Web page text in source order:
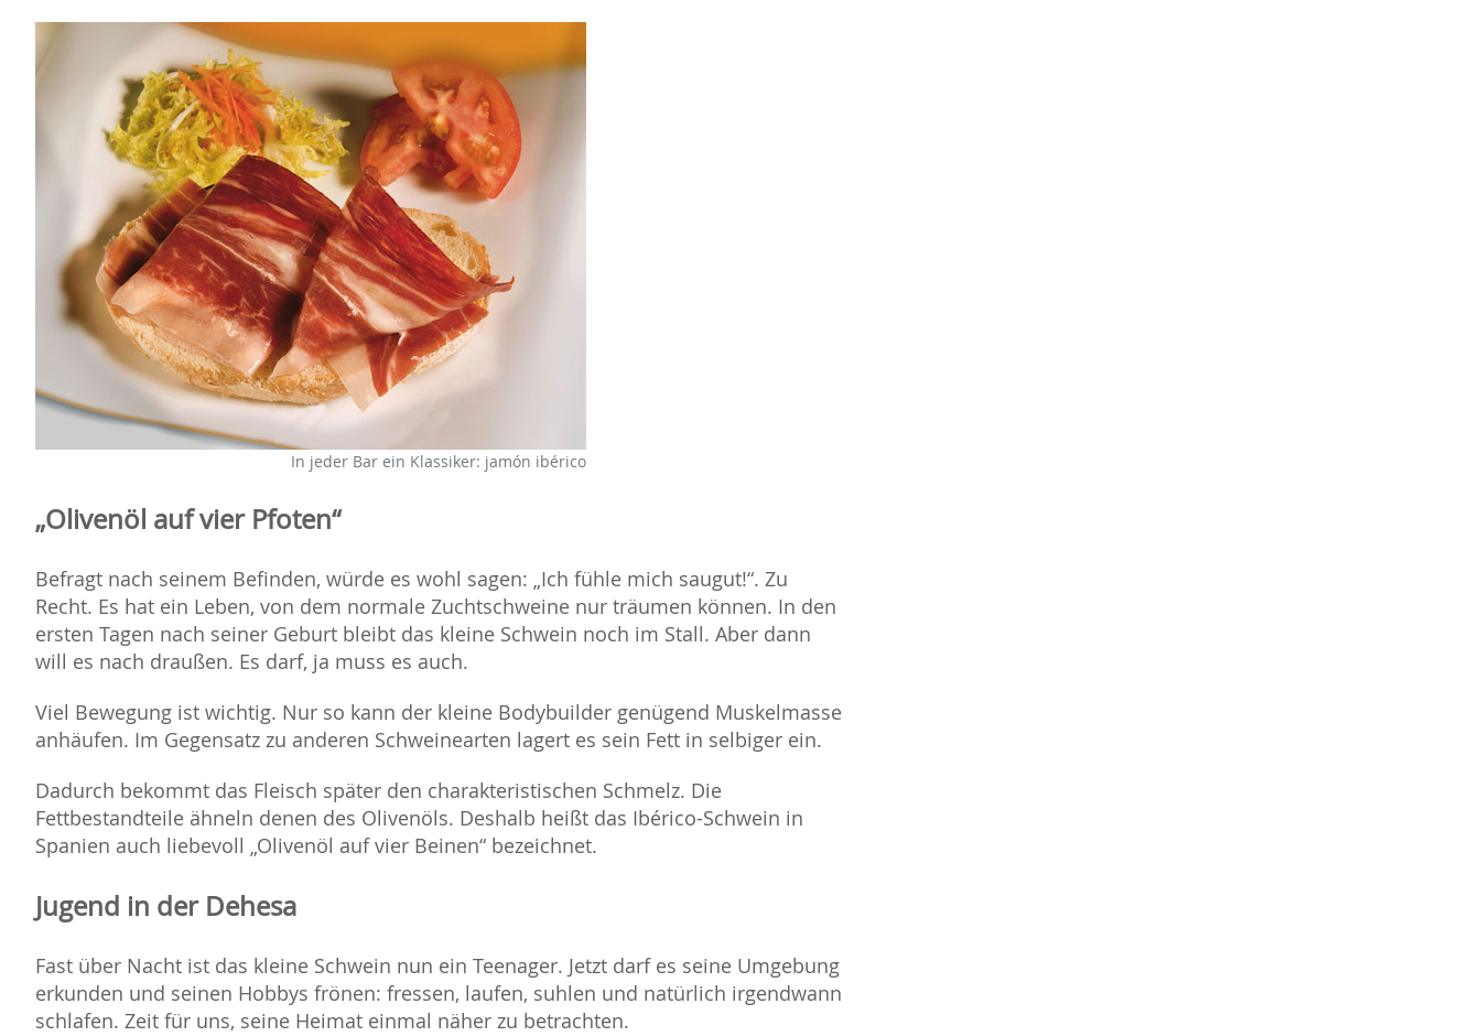
In jeder Bar ein Klassiker: jamón ibérico
Olivenöl auf vier Pfoten“
Befragt nach seinem Befinden, würde es wohl sagen: „Ich fühle mich saugut!“. Zu
Recht. Es hat ein Leben, von dem normale Zuchtschweine nur träumen können. In den
ersten Tagen nach seiner Geburt bleibt das kleine Schwein noch im Stall. Aber dann
will es nach draußen. Es darf, ja muss es auch.
Viel Bewegung ist wichtig. Nur so kann der kleine Bodybuilder genügend Muskelmasse
anhäufen. Im Gegensatz zu anderen Schweinearten lagert es sein Fett in selbiger ein.
Dadurch bekommt das Fleisch später den charakteristischen Schmelz. Die
Fettbestandteile ähneln denen des Olivenöls. Deshalb heißt das Ibérico-Schwein in
Spanien auch liebevoll „Olivenöl auf vier Beinen“ bezeichnet.
Jugend in der Dehesa
Fast über Nacht ist das kleine Schwein nun ein Teenager. Jetzt darf es seine Umgebung
erkunden und seinen Hobbys frönen: fressen, laufen, suhlen und natürlich irgendwann
schlafen. Zeit für uns, seine Heimat einmal näher zu betrachten.